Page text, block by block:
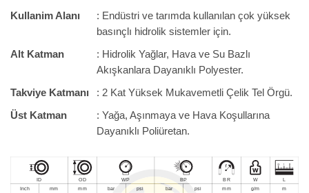
Kullanim Alanı
: Endüstri ve tarımda kullanılan çok yüksek
basınçlı hidrolik sistemler için.
Alt Katman
: Hidrolik Yağlar, Hava ve Su Bazlı
Akışkanlara Dayanıklı Polyester.
Takviye Katmanı : 2 Kat Yüksek Mukavemetli Çelik Tel Örgü.
Üst Katman
: Yağa, Aşınmaya ve Hava Koşullarına
Dayanıklı Poliüretan.